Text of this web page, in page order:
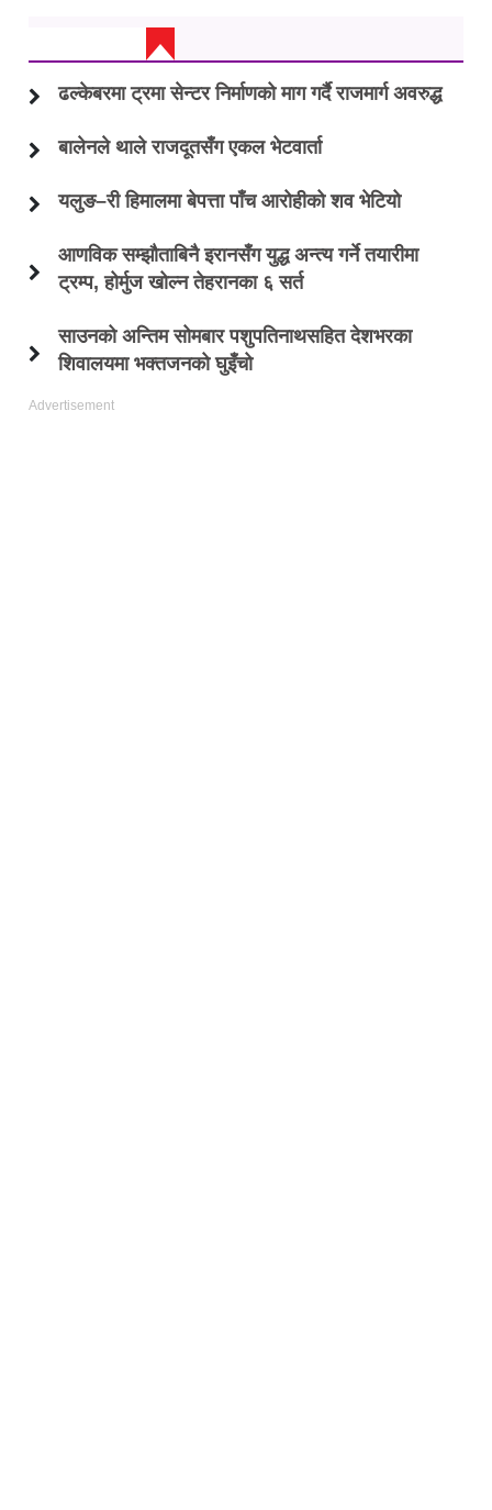
ढल्केबरमा ट्रमा सेन्टर निर्माणको माग गर्दै राजमार्ग अवरुद्ध
बालेनले थाले राजदूतसँग एकल भेटवार्ता
यलुङ–री हिमालमा बेपत्ता पाँच आरोहीको शव भेटियो
आणविक सम्झौताबिनै इरानसँग युद्ध अन्त्य गर्ने तयारीमा
ट्रम्प, होर्मुज खोल्न तेहरानका ६ सर्त
साउनको अन्तिम सोमबार पशुपतिनाथसहित देशभरका
शिवालयमा भक्तजनको घुइँचो